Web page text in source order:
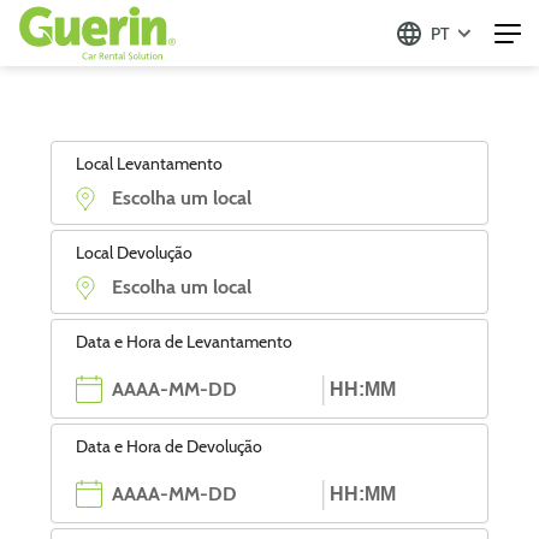
PT
Local Levantamento
Local Devolução
Data e Hora de Levantamento
Data e Hora de Devolução